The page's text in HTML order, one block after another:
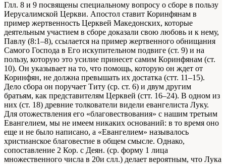
Глл. 8 и 9 посвящены специальному вопросу о сборе в пользу
Иерусалимской Церкви. Апостол ставит Коринфянам в
пример жертвенность Церквей Македонских, которые
деятельным участием в сборе доказали свою любовь и к нему,
Павлу (8:1–8), ссылается на пример жертвенного обнищания
Самого Господа в Его искупительном подвиге (ст. 9) и на
пользу, которую это усилие принесет самим Коринфянам (ст.
10). Он указывает на то, что помощь, которую он ждет от
Коринфян, не должна превышать их достатка (стт. 11–15).
Дело сбора он поручает Титу (ср. ст. 6) и двум другим
братьям, как представителям Церквей (стт. 16–24). В одном из
них (ст. 18) древние толкователи видели евангелиста Луку.
Для отожествления его «благовествования» с нашим третьим
Евангелием, мы не имеем никаких оснований: в то время оно
еще и не было написано, а «Евангелием» называлось
христианское благовестие в общем смысле. Однако,
сопоставление 2 Кор. с Деян. (ср. форму 1 лица
множественного числа в 20и слл.) делает вероятным, что Лука